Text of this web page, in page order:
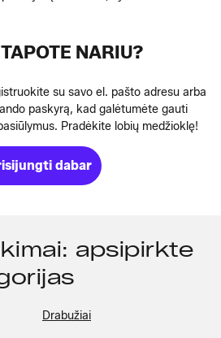
NARIU?
su savo el. pašto adresu arba
paskyrą, kad galėtumėte gauti
Pradėkite lobių medžioklę!
dabar
apsipirkte
Drabužiai